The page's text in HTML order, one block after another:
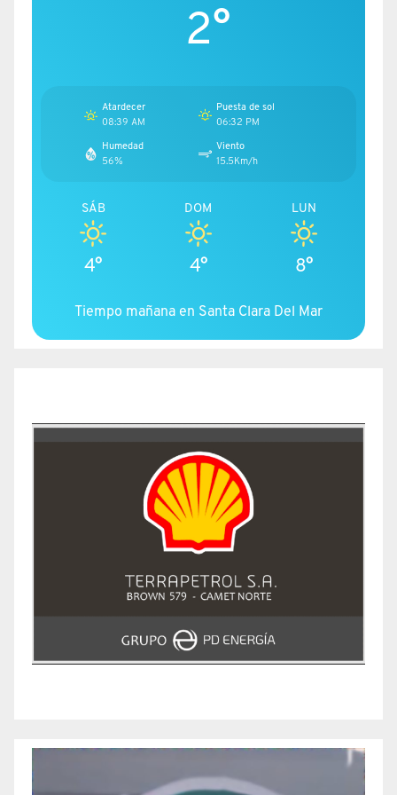
2°
Atardecer
08:39 AM
Puesta de sol
06:32 PM
Humedad
56%
Viento
15.5Km/h
SÁB
4°
DOM
4°
LUN
8°
Tiempo mañana en Santa Clara Del Mar